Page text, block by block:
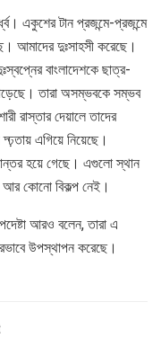
একুশের টান প্রজন্মে-প্রজন্মে
আমাদের দুঃসাহসী করেছে।
বাংলাদেশকে ছাত্র-
তারা অসম্ভবকে সম্ভব
রাস্তার দেয়ালে তাদের
এগিয়ে নিয়েছে।
হয়ে গেছে। এগুলো স্থান
আর কোনো বিকল্প নেই।
আরও বলেন, তারা এ
উপস্থাপন করেছে।